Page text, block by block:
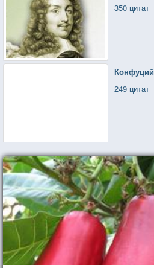
350 цитат
Конфуций
249 цитат